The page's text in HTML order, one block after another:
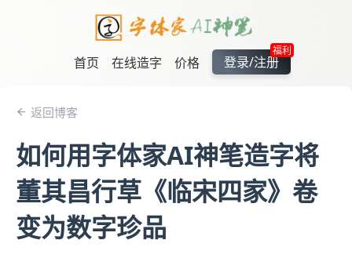
首页 在线造字 价格
福利
登录/注册
返回博客
如何用字体家AI神笔造字将
董其昌行草《临宋四家》卷
变为数字珍品